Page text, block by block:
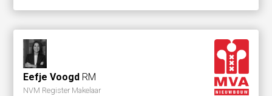
Eefje Voogd RM
NVM Register Makelaar